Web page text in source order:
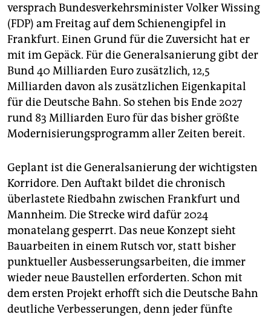
genossenschaft
epaper login
versprach Bundesverkehrsminister Volker Wissing
(FDP) am Freitag auf dem Schienengipfel in
Frankfurt. Einen Grund für die Zuversicht hat er
mit im Gepäck. Für die Generalsanierung gibt der
Bund 40 Milliarden Euro zusätzlich, 12,5
Milliarden davon als zusätzlichen Eigenkapital
für die Deutsche Bahn. So stehen bis Ende 2027
rund 83 Milliarden Euro für das bisher größte
Modernisierungsprogramm aller Zeiten bereit.
Geplant ist die Generalsanierung der wichtigsten
Korridore. Den Auftakt bildet die chronisch
überlastete Riedbahn zwischen Frankfurt und
Mannheim. Die Strecke wird dafür 2024
monatelang gesperrt. Das neue Konzept sieht
Bauarbeiten in einem Rutsch vor, statt bisher
punktueller Ausbesserungsarbeiten, die immer
wieder neue Baustellen erforderten. Schon mit
dem ersten Projekt erhofft sich die Deutsche Bahn
deutliche Verbesserungen, denn jeder fünfte